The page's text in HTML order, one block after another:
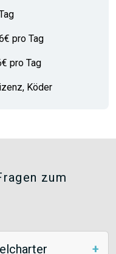
pro Tag
pro Tag
Köder
zum